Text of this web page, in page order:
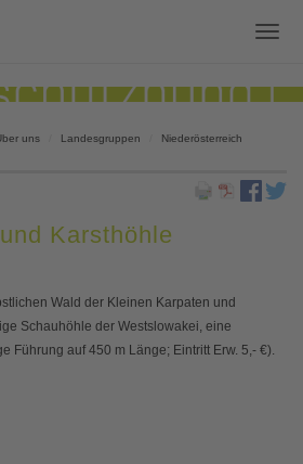
uns Landesgruppen
Niederösterreich
Karsthöhle
Wald der Kleinen Karpaten und
Schauhöhle der Westslowakei, eine
Führung auf 450 m Länge; Eintritt Erw. 5,- €).